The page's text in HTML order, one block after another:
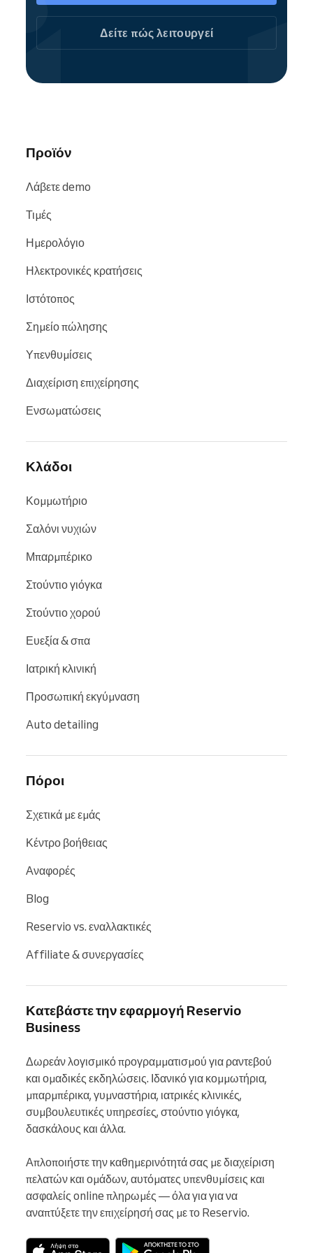
Δείτε πώς λειτουργεί
Προϊόν
Λάβετε demo
Τιμές
Ημερολόγιο
Ηλεκτρονικές κρατήσεις
Ιστότοπος
Σημείο πώλησης
Υπενθυμίσεις
Διαχείριση επιχείρησης
Ενσωματώσεις
Κλάδοι
Κομμωτήριο
Σαλόνι νυχιών
Μπαρμπέρικο
Στούντιο γιόγκα
Στούντιο χορού
Ευεξία & σπα
Ιατρική κλινική
Προσωπική εκγύμναση
Auto detailing
Πόροι
Σχετικά με εμάς
Κέντρο βοήθειας
Αναφορές
Blog
Reservio vs. εναλλακτικές
Affiliate & συνεργασίες
Κατεβάστε την εφαρμογή Reservio
Business
Δωρεάν λογισμικό προγραμματισμού για ραντεβού
και ομαδικές εκδηλώσεις. Ιδανικό για κομμωτήρια,
μπαρμπέρικα, γυμναστήρια, ιατρικές κλινικές,
συμβουλευτικές υπηρεσίες, στούντιο γιόγκα,
δασκάλους και άλλα.
Απλοποιήστε την καθημερινότητά σας με διαχείριση
πελατών και ομάδων, αυτόματες υπενθυμίσεις και
ασφαλείς online πληρωμές — όλα για για να
αναπτύξετε την επιχείρησή σας με το Reservio.